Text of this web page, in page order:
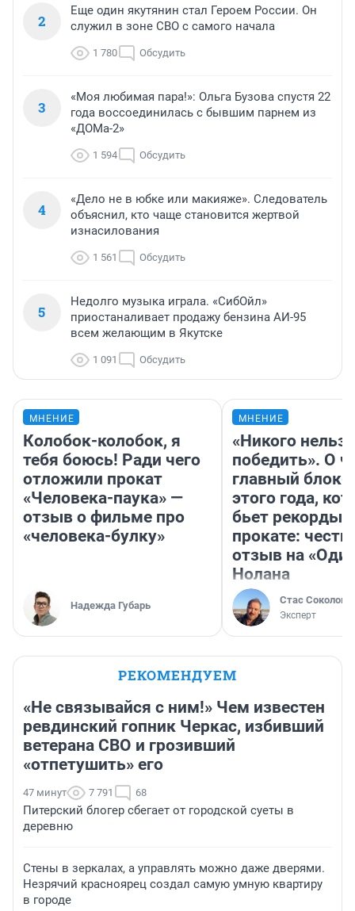
2
Еще один якутянин стал Героем России. Он
служил в зоне СВО с самого начала
1 780 Обсудить
3
«Моя любимая пара!»: Ольга Бузова спустя 22
года воссоединилась с бывшим парнем из
«ДОМа-2»
1 594 Обсудить
4
«Дело не в юбке или макияже». Следователь
объяснил, кто чаще становится жертвой
изнасилования
1 561 Обсудить
5
Недолго музыка играла. «СибОйл»
приостаналивает продажу бензина АИ-95
всем желающим в Якутске
1 091 Обсудить
МНЕНИЕ
Колобок-колобок, я
тебя боюсь! Ради чего
отложили прокат
«Человека-паука» —
отзыв о фильме про
«человека-булку»
Надежда Губарь
МНЕНИЕ
«Никого нельзя
победить». О
главный
этого года,
бьет рекорды в
прокате:
отзыв на
Нолана
Стас Соколов
Эксперт
РЕКОМЕНДУЕМ
«Не связывайся с ним!» Чем известен
ревдинский гопник Черкас, избивший
ветерана СВО и грозивший
«отпетушить» его
47 минут 7 791 68
Питерский блогер сбегает от городской суеты в
деревню
Стены в зеркалах, а управлять можно даже дверями.
Незрячий красноярец создал самую умную квартиру
в городе